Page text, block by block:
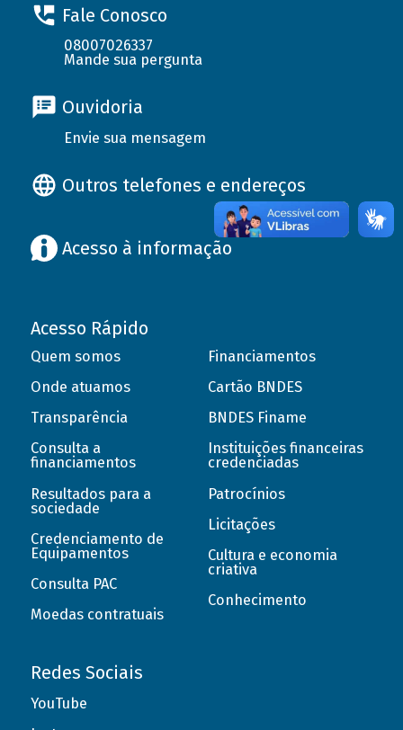
Fale Conosco
08007026337
Mande sua pergunta
Ouvidoria
Envie sua mensagem
Outros telefones e endereços
Acesso à informação
Acesso Rápido
Quem somos
Onde atuamos
Transparência
Consulta a
financiamentos
Resultados para a
sociedade
Credenciamento de
Equipamentos
Consulta PAC
Moedas contratuais
Financiamentos
Cartão BNDES
BNDES Finame
Instituições financeiras
credenciadas
Patrocínios
Licitações
Cultura e economia
criativa
Conhecimento
Redes Sociais
YouTube